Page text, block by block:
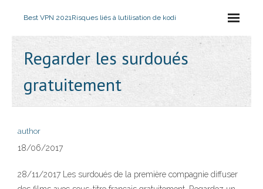
Best VPN 2021Risques liés à lutilisation de kodi
Regarder les surdoués
gratuitement
author
18/06/2017
28/11/2017 Les surdoués de la première compagnie diffuser